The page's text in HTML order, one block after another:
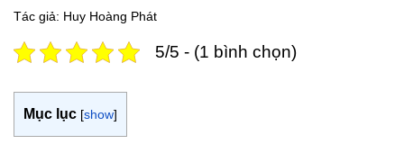
Tác giả: Huy Hoàng Phát
5/5 - (1 bình chọn)
Mục lục [show]